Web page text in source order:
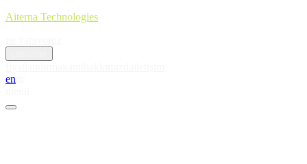
Aiterna Technologies
en